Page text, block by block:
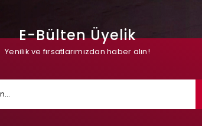
E-Bülten Üyelik
Yenilik ve fırsatlarımızdan haber alın!